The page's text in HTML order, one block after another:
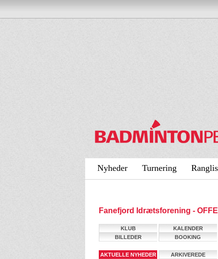
Nyheder Turnering
Fanefjord Idrætsforening -
KLUB
KALENDER
BILLEDER
BOOKING
AKTUELLE NYHEDER
ARKIVEREDE